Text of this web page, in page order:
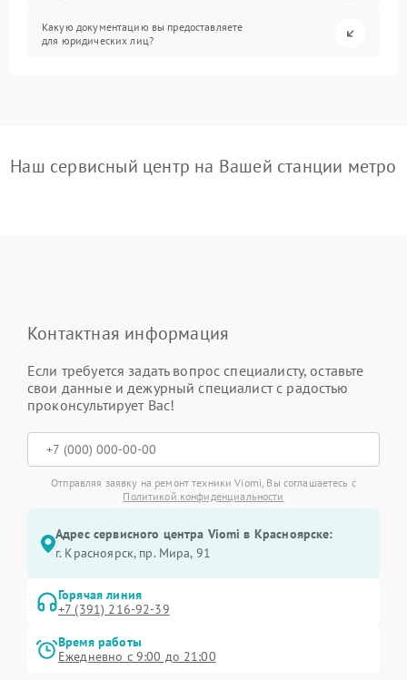
Какую документацию вы предоставляете
для юридических лиц?
Наш сервисный центр на Вашей станции метро
Контактная информация
Если требуется задать вопрос специалисту, оставьте
свои данные и дежурный специалист с радостью
проконсультирует Вас!
Отправляя заявку на ремонт техники Viomi, Вы соглашаетесь с
Политикой конфиденциальности
Адрес сервисного центра Viomi в Красноярске:
г. Красноярск, ​пр. Мира, 91
Горячая линия
+7 (391) 216-92-39
Время работы
Ежедневно с 9:00 до 21:00